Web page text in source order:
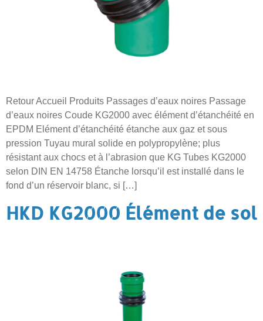
Retour Accueil Produits Passages d’eaux noires Passage
d’eaux noires Coude KG2000 avec élément d’étanchéité en
EPDM Elément d’étanchéité étanche aux gaz et sous
pression Tuyau mural solide en polypropylène; plus
résistant aux chocs et à l’abrasion que KG Tubes KG2000
selon DIN EN 14758 Étanche lorsqu’il est installé dans le
fond d’un réservoir blanc, si […]
HKD KG2000 Élément de sol